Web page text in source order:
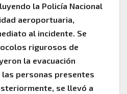
la Policía Nacional
aeroportuaria,
al incidente. Se
rigurosos de
la evacuación
personas presentes
se llevó a